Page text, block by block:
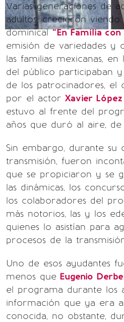
Varias generaciones de
adultos, crecieron
dominical“En Familia con
emisión de variedades y
las familias mexicanas,
del público participaban
de los patrocinadores, el
por el actor Xavier López
estuvo al frente del
años que duró al aire, de
Sin embargo, durante su
transmisión, fueron
que se propiciaron y se
las dinámicas, los
los colaboradores del
más notorios, las y los
quienes lo asistían para
procesos de la
Uno de esos ayudantes
menos que Eugenio
el programa durante los
información que ya era
conocida, no obstante,